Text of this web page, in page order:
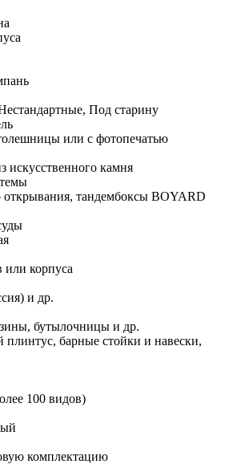
Под старину
или с фотопечатью
искусственного камня
тандембоксы BOYARD
или корпуса
и др.
бутылочницы и др.
барные стойки и навески,
100 видов)
комплектацию